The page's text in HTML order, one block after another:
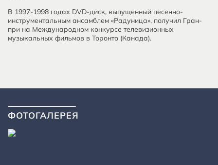
В 1997-1998 годах DVD-диск, выпущенный песенно-
инструментальным ансамблем «Радуница», получил Гран-
при на Международном конкурсе телевизионных
музыкальных фильмов в Торонто (Канада).
ФОТОГАЛЕРЕЯ